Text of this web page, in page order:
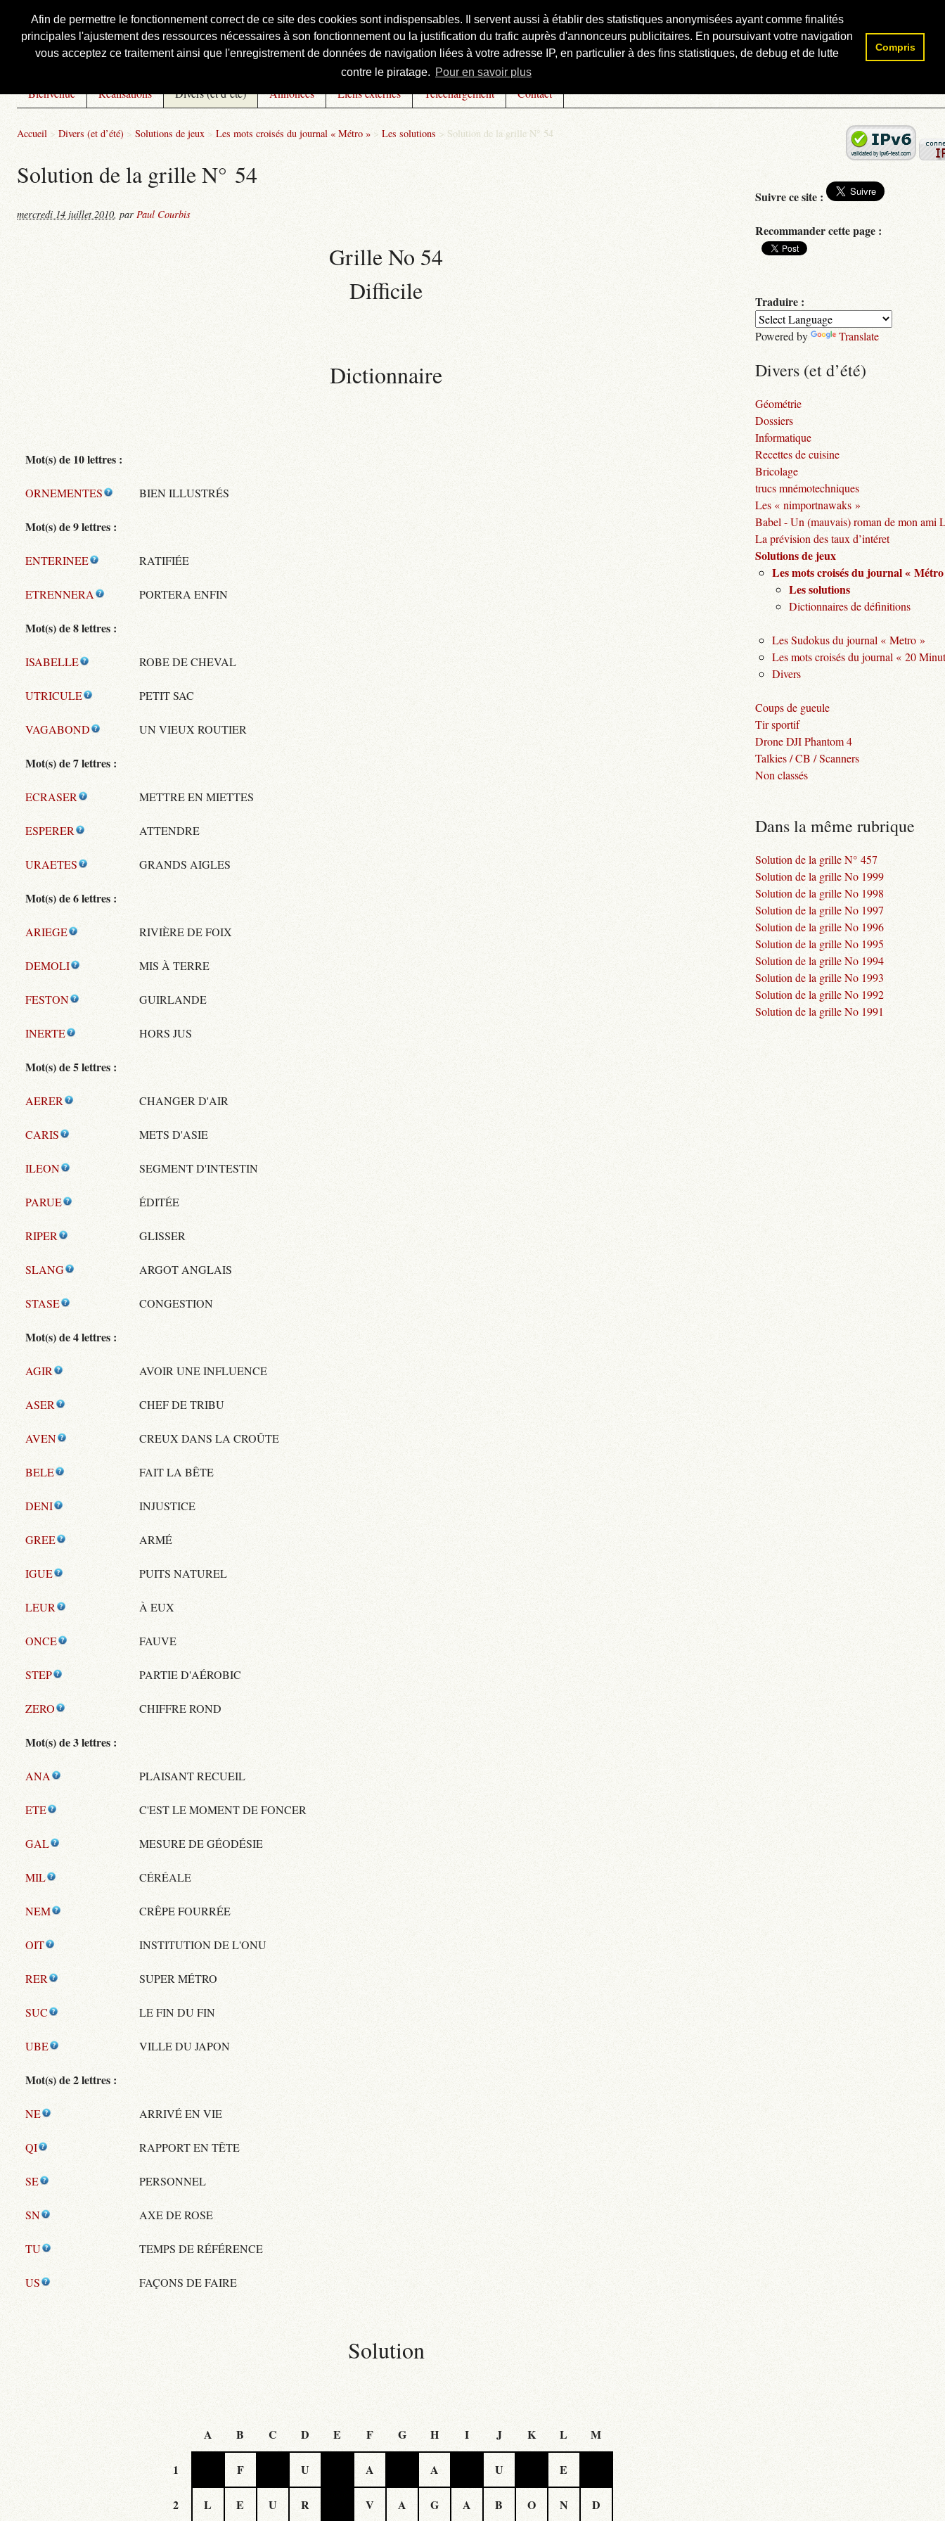
Afin de permettre le fonctionnement correct de ce site des cookies sont indispensables. Il servent aussi à établir des statistiques anonymisées ayant comme finalités
principales l'ajustement des ressources nécessaires à son fonctionnement ou la justification du trafic auprès d'annonceurs publicitaires. En poursuivant votre navigation
vous acceptez ce traitement ainsi que l'enregistrement de données de navigation liées à votre adresse IP, en particulier à des fins statistiques, de debug et de lutte
contre le piratage. Pour en savoir plus
Compris
Courbis, « LE » Blog Officiel
Bienvenue Réalisations Divers (et d’été) Annonces Liens externes Téléchargement Contact
Accueil > Divers (et d’été) > Solutions de jeux > Les mots croisés du journal « Métro » > Les solutions > Solution de la grille N° 54
Solution de la grille N° 54
mercredi 14 juillet 2010, par Paul Courbis
Grille No 54
Difficile
Dictionnaire
Mot(s) de 10 lettres :
ORNEMENTES BIEN ILLUSTRÉS
Mot(s) de 9 lettres :
ENTERINEE RATIFIÉE
ETRENNERA PORTERA ENFIN
Mot(s) de 8 lettres :
ISABELLE ROBE DE CHEVAL
UTRICULE PETIT SAC
VAGABOND UN VIEUX ROUTIER
Mot(s) de 7 lettres :
ECRASER METTRE EN MIETTES
ESPERER ATTENDRE
URAETES GRANDS AIGLES
Mot(s) de 6 lettres :
ARIEGE RIVIÈRE DE FOIX
DEMOLI MIS À TERRE
FESTON GUIRLANDE
INERTE HORS JUS
Mot(s) de 5 lettres :
AERER CHANGER D'AIR
CARIS METS D'ASIE
ILEON SEGMENT D'INTESTIN
PARUE ÉDITÉE
RIPER GLISSER
SLANG ARGOT ANGLAIS
STASE CONGESTION
Mot(s) de 4 lettres :
AGIR AVOIR UNE INFLUENCE
ASER CHEF DE TRIBU
AVEN CREUX DANS LA CROÛTE
BELE FAIT LA BÊTE
DENI INJUSTICE
GREE ARMÉ
IGUE PUITS NATUREL
LEUR À EUX
ONCE FAUVE
STEP PARTIE D'AÉROBIC
ZERO CHIFFRE ROND
Mot(s) de 3 lettres :
ANA PLAISANT RECUEIL
ETE C'EST LE MOMENT DE FONCER
GAL MESURE DE GÉODÉSIE
MIL CÉRÉALE
NEM CRÊPE FOURRÉE
OIT INSTITUTION DE L'ONU
RER SUPER MÉTRO
SUC LE FIN DU FIN
UBE VILLE DU JAPON
Mot(s) de 2 lettres :
NE ARRIVÉ EN VIE
QI RAPPORT EN TÊTE
SE PERSONNEL
SN AXE DE ROSE
TU TEMPS DE RÉFÉRENCE
US FAÇONS DE FAIRE
Solution
A B C D E F G H I J K L M
1 F U A A U E
2 L E U R V A G A B O N D
Rechercher :
Suivre ce site :
Recommander cette page :
Traduire :
Powered by Translate
Divers (et d’été)
Géométrie
Dossiers
Informatique
Recettes de cuisine
Bricolage
trucs mnémotechniques
Les « nimportnawaks »
Babel - Un (mauvais) roman de mon ami
La prévision des taux d’intéret
Solutions de jeux
Les mots croisés du journal «
Les solutions
Dictionnaires de définitions
Les Sudokus du journal « Metro »
Les mots croisés du journal « 20
Divers
Coups de gueule
Tir sportif
Drone DJI Phantom 4
Talkies / CB / Scanners
Non classés
Dans la même rubrique
Solution de la grille N° 457
Solution de la grille No 1999
Solution de la grille No 1998
Solution de la grille No 1997
Solution de la grille No 1996
Solution de la grille No 1995
Solution de la grille No 1994
Solution de la grille No 1993
Solution de la grille No 1992
Solution de la grille No 1991